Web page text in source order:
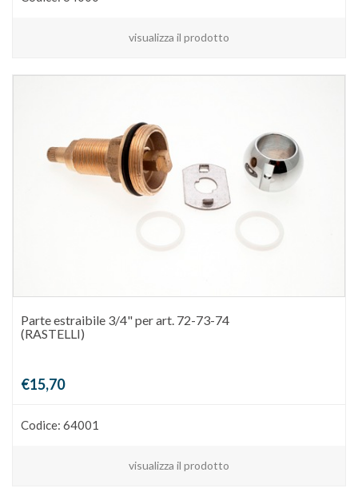
visualizza il prodotto
Parte estraibile 3/4" per art. 72-73-74
(RASTELLI)
€15,70
Codice: 64001
visualizza il prodotto